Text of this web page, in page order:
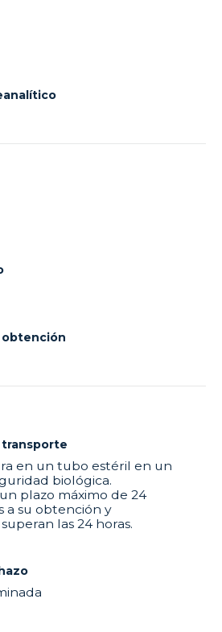
obtención
en un tubo estéril en un
biológica.
plazo máximo de 24
a su obtención y
las 24 horas.